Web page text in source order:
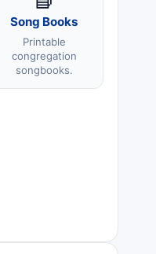
Song Books
Printable
congregation
songbooks.